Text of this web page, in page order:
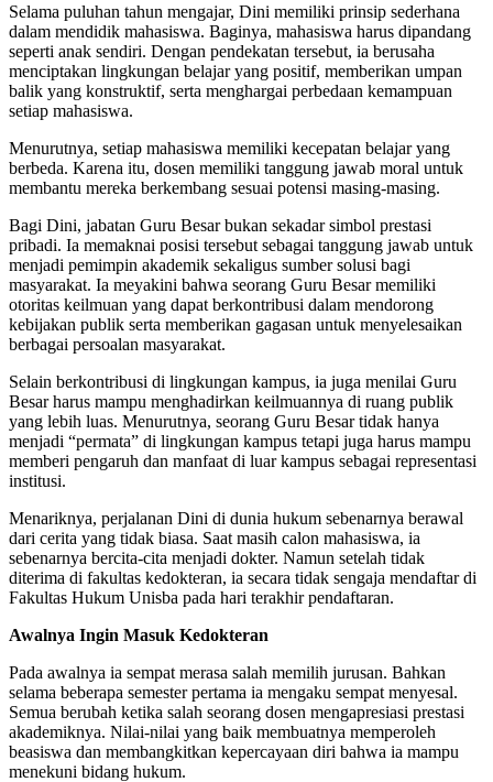
Selama puluhan tahun mengajar, Dini memiliki prinsip sederhana
dalam mendidik mahasiswa. Baginya, mahasiswa harus dipandang
seperti anak sendiri. Dengan pendekatan tersebut, ia berusaha
menciptakan lingkungan belajar yang positif, memberikan umpan
balik yang konstruktif, serta menghargai perbedaan kemampuan
setiap mahasiswa.
Menurutnya, setiap mahasiswa memiliki kecepatan belajar yang
berbeda. Karena itu, dosen memiliki tanggung jawab moral untuk
membantu mereka berkembang sesuai potensi masing-masing.
Bagi Dini, jabatan Guru Besar bukan sekadar simbol prestasi
pribadi. Ia memaknai posisi tersebut sebagai tanggung jawab untuk
menjadi pemimpin akademik sekaligus sumber solusi bagi
masyarakat. Ia meyakini bahwa seorang Guru Besar memiliki
otoritas keilmuan yang dapat berkontribusi dalam mendorong
kebijakan publik serta memberikan gagasan untuk menyelesaikan
berbagai persoalan masyarakat.
Selain berkontribusi di lingkungan kampus, ia juga menilai Guru
Besar harus mampu menghadirkan keilmuannya di ruang publik
yang lebih luas. Menurutnya, seorang Guru Besar tidak hanya
menjadi “permata” di lingkungan kampus tetapi juga harus mampu
memberi pengaruh dan manfaat di luar kampus sebagai representasi
institusi.
Menariknya, perjalanan Dini di dunia hukum sebenarnya berawal
dari cerita yang tidak biasa. Saat masih calon mahasiswa, ia
sebenarnya bercita-cita menjadi dokter. Namun setelah tidak
diterima di fakultas kedokteran, ia secara tidak sengaja mendaftar di
Fakultas Hukum Unisba pada hari terakhir pendaftaran.
Awalnya Ingin Masuk Kedokteran
Pada awalnya ia sempat merasa salah memilih jurusan. Bahkan
selama beberapa semester pertama ia mengaku sempat menyesal.
Semua berubah ketika salah seorang dosen mengapresiasi prestasi
akademiknya. Nilai-nilai yang baik membuatnya memperoleh
beasiswa dan membangkitkan kepercayaan diri bahwa ia mampu
menekuni bidang hukum.